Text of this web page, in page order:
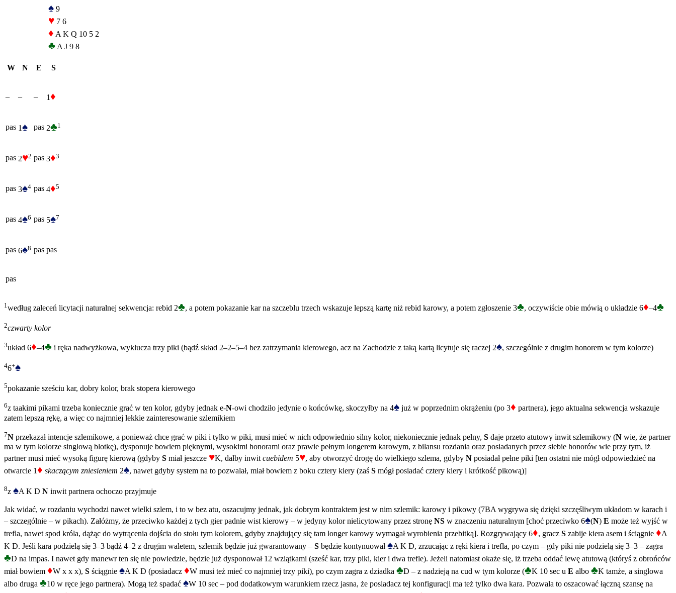
♠ 9
♥ 7 6
♦ A K Q 10 5 2
♣ A J 9 8
W N E S
– – – 1♦
pas 1♠ pas 2♣1
pas 2♥2 pas 3♦3
pas 3♠4 pas 4♦5
pas 4♠6 pas 5♠7
pas 6♠8 pas pas
pas
1 według zaleceń licytacji naturalnej sekwencja: rebid 2♣, a potem pokazanie kar na szczeblu trzech wskazuje lepszą kartę niż rebid karowy, a potem zgłoszenie 3♣, oczywiście obie mówią o układzie 6♦–4♣
2czwarty kolor
3układ 6♦–4♣ i ręka nadwyżkowa, wyklucza trzy piki (bądź skład 2–2–5–4 bez zatrzymania kierowego, acz na Zachodzie z taką kartą licytuje się raczej 2♠, szczególnie z drugim honorem w tym kolorze)
46+♠
5pokazanie sześciu kar, dobry kolor, brak stopera kierowego
6z taakimi pikami trzeba koniecznie grać w ten kolor, gdyby jednak e-N-owi chodziło jedynie o końcówkę, skoczyłby na 4♠ już w poprzednim okrążeniu (po 3♦ partnera), jego aktualna sekwencja wskazuje
zatem lepszą rękę, a więc co najmniej lekkie zainteresowanie szlemikiem
7N przekazał intencje szlemikowe, a ponieważ chce grać w piki i tylko w piki, musi mieć w nich odpowiednio silny kolor, niekoniecznie jednak pełny, S daje przeto atutowy inwit szlemikowy (N wie, że partner
ma w tym kolorze singlową blotkę), dysponuje bowiem pięknymi, wysokimi honorami oraz prawie pełnym longerem karowym, z bilansu rozdania oraz posiadanych przez siebie honorów wie przy tym, iż
partner musi mieć wysoką figurę kierową (gdyby S miał jeszcze ♥K, dałby inwit cuebidem 5♥, aby otworzyć drogę do wielkiego szlema, gdyby N posiadał pełne piki [ten ostatni nie mógł odpowiedzieć na
otwarcie 1♦ skaczącym zniesieniem 2♠, nawet gdyby system na to pozwalał, miał bowiem z boku cztery kiery (zaś S mógł posiadać cztery kiery i krótkość pikową)]
8z ♠A K D N inwit partnera ochoczo przyjmuje
Jak widać, w rozdaniu wychodzi nawet wielki szlem, i to w bez atu, oszacujmy jednak, jak dobrym kontraktem jest w nim szlemik: karowy i pikowy (7BA wygrywa się dzięki szczęśliwym układom w karach i
– szczególnie – w pikach). Załóżmy, że przeciwko każdej z tych gier padnie wist kierowy – w jedyny kolor nielicytowany przez stronę NS w znaczeniu naturalnym [choć przeciwko 6♠(N) E może też wyjść w
trefla, nawet spod króla, dążąc do wytrącenia dojścia do stołu tym kolorem, gdyby znajdujący się tam longer karowy wymagał wyrobienia przebitką]. Rozgrywający 6♦, gracz S zabije kiera asem i ściągnie ♦A
K D. Jeśli kara podzielą się 3–3 bądź 4–2 z drugim waletem, szlemik będzie już gwarantowany – S będzie kontynuował♠A K D, zrzucając z ręki kiera i trefla, po czym – gdy piki nie podzielą się 3–3 – zagra
♣D na impas. I nawet gdy manewr ten się nie powiedzie, będzie już dysponował 12 wziątkami (sześć kar, trzy piki, kier i dwa trefle). Jeżeli natomiast okaże się, iż trzeba oddać lewę atutową (któryś z obrońców
miał bowiem ♦W x x x), S ściągnie ♠A K D (posiadacz ♦W musi też mieć co najmniej trzy piki), po czym zagra z dziadka ♣D – z nadzieją na cud w tym kolorze (♣K 10 sec u E albo ♣K tamże, a singlowa
albo druga ♣10 w ręce jego partnera). Mogą też spadać ♠W 10 sec – pod dodatkowym warunkiem rzecz jasna, że posiadacz tej konfiguracji ma też tylko dwa kara. Pozwala to oszacować łączną szansę na